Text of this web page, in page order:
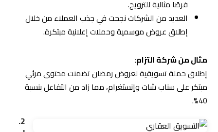
الحملات الإعلانية المكتوبة بلغة عربية بسيطة وموجهة
للجمهور الخليجي تُحقق أداءً أفضل.
التركيز على الحلول التي يبحث عنها العملاء مثل “أفضل
شركة التزامنجحت في تحسين استهداف الجمهور باستخدام
إعلانات باللغة العربية تستهدف احتياجات العملاء بدقة.
المحلي؟